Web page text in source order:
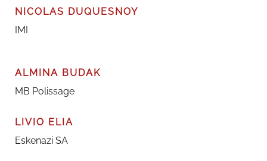
NICOLAS DUQUESNOY
IMI
ALMINA BUDAK
MB Polissage
LIVIO ELIA
Eskenazi SA